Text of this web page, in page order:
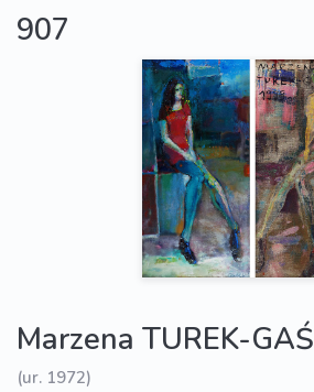
907
Marzena TUREK-GAŚ
(ur. 1972)